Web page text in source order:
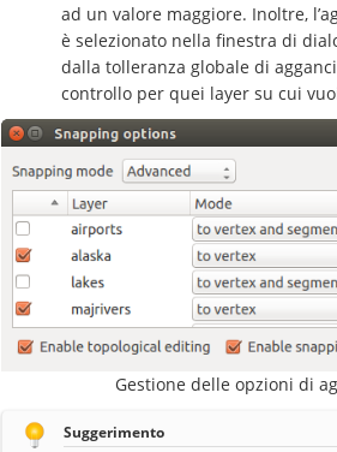
ad un valore maggiore. Inoltre,
è selezionato nella finestra di
dalla tolleranza globale di
controllo per quei layer su cui
Gestione delle opzioni di
Suggerimento